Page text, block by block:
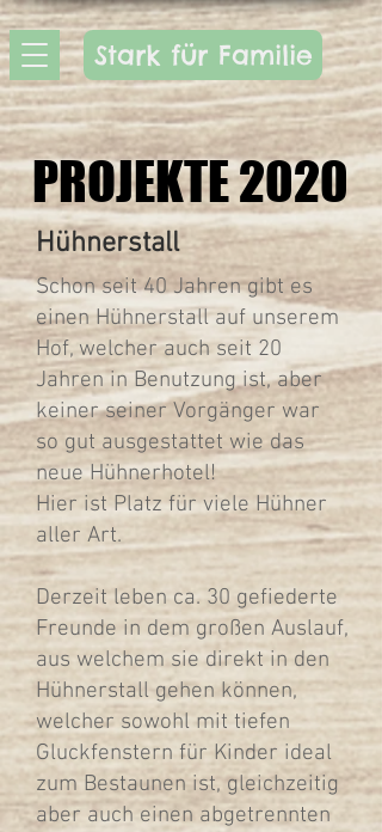
Stark für Familie
PROJEKTE 2020
PROJEKTE 2020
Hühnerstall
Schon seit 40 Jahren gibt es
einen Hühnerstall auf unserem
Hof, welcher auch seit 20
Jahren in Benutzung ist, aber
keiner seiner Vorgänger war
so gut ausgestattet wie das
neue Hühnerhotel!
Hier ist Platz für viele Hühner
aller Art.
Derzeit leben ca. 30 gefiederte
Freunde in dem großen Auslauf,
aus welchem sie direkt in den
Hühnerstall gehen können,
welcher sowohl mit tiefen
Gluckfenstern für Kinder ideal
zum Bestaunen ist, gleichzeitig
aber auch einen abgetrennten